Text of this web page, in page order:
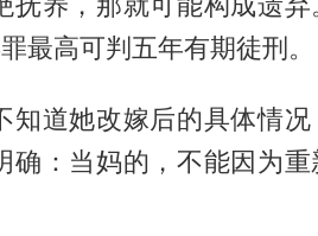
最高可判五年有期徒刑。
知道她改嫁后的具体情
确：当妈的，不能因为